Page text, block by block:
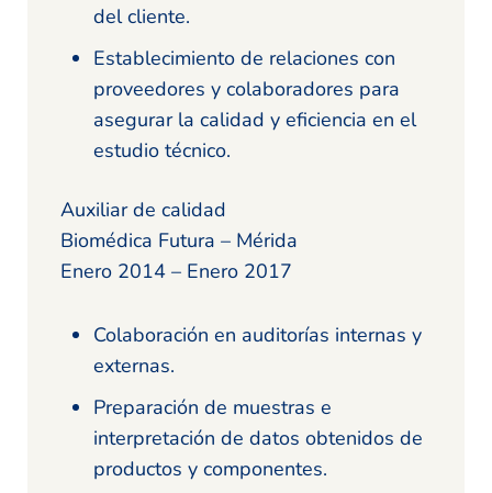
del cliente.
Establecimiento de relaciones con
proveedores y colaboradores para
asegurar la calidad y eficiencia en el
estudio técnico.
Auxiliar de calidad
Biomédica Futura – Mérida
Enero 2014 – Enero 2017
Colaboración en auditorías internas y
externas.
Preparación de muestras e
interpretación de datos obtenidos de
productos y componentes.